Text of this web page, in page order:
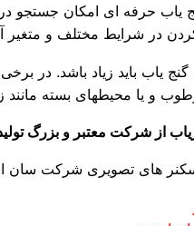
یاب حرفه ای امکان جستجو
در شرایط مختلف و متغیر
و یا محیطهای بسته
از شرکت معتبر و بزرگ
های تصویری شرکت سان